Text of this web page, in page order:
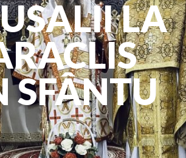
LA
SFÂNTU